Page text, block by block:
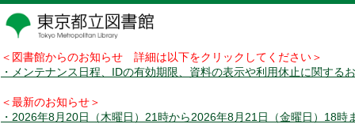
＜図書館からのお知らせ 詳細は以下をクリックしてください＞
・メンテナンス日程、IDの有効期限、資料の表示や利用休止に関する
＜最新のお知らせ＞
・2026年8月20日（木曜日）21時から2026年8月21日（金曜日）18時